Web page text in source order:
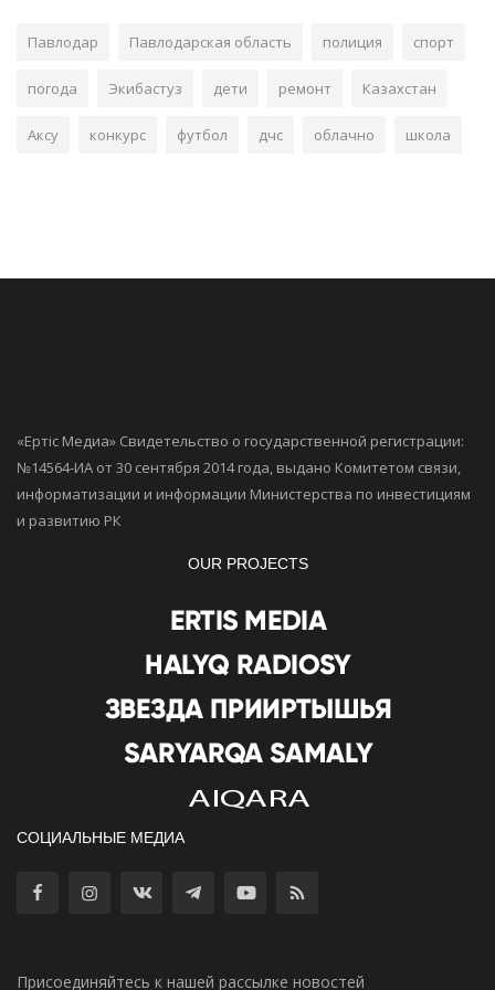
Павлодар Павлодарская область полиция спорт
погода Экибастуз дети ремонт Казахстан
Аксу конкурс футбол дчс облачно школа
«Ертiс Медиа» Свидетельство о государственной регистрации:
№14564-ИА от 30 сентября 2014 года, выдано Комитетом связи,
информатизации и информации Министерства по инвестициям
и развитию РК
OUR PROJECTS
СОЦИАЛЬНЫЕ МЕДИА
Присоединяйтесь к нашей рассылке новостей